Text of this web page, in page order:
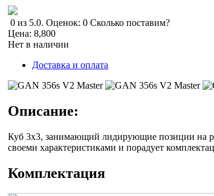
0 из 5.0. Оценок: 0 Сколько поставим?
Цена: 8,800
Нет в наличии
Доставка и оплата
Описание:
Куб 3х3, занимающий лидирующие позиции на
своеми характеристиками и порадует
Комплектация